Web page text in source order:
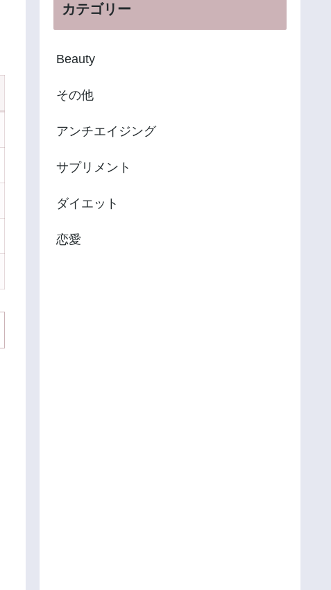
カテゴリー
Beauty
その他
アンチエイジング
サプリメント
ダイエット
恋愛